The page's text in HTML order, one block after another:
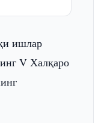
ишлар
V Халқаро